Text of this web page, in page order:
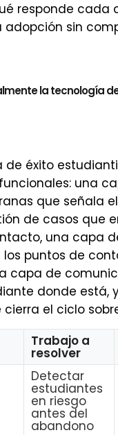
responde cada
adopción sin
la tecnología
de éxito
una
que señala
de casos que
una capa
puntos de
capa de
donde está,
el ciclo
Trabajo a
resolver
Detectar
estudiantes
en riesgo
antes del
abandono